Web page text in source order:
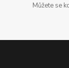
Můžete se